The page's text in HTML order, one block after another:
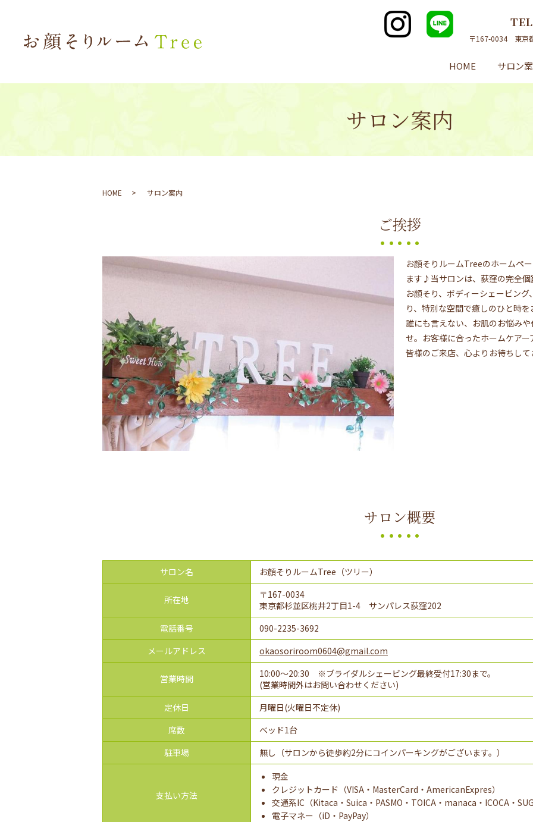
HOME サロン
〒167-0034 東京
サロン案内
HOME サロン案内
ご挨拶
お顔そりルームTreeのホームペ
ます♪当サロンは、荻窪の完全
お顔そり、ボディーシェービン
り、特別な空間で癒しのひと時
誰にも言えない、お肌のお悩み
せ。お客様に合ったホームケア
皆様のご来店、心よりお待ちし
サロン概要
サロン名 お顔そりルームTree（ツリー）
所在地
〒167-0034
東京都杉並区桃井2丁目1-4 サンパレス荻窪202
電話番号
090-2235-3692
メールアドレス
okaosoriroom0604@gmail.com
営業時間
10:00～20:30 ※ブライダルシェービング最終受付17:30まで。
(営業時間外はお問い合わせください)
定休日
月曜日(火曜日不定休)
席数
ベッド1台
駐車場
無し（サロンから徒歩約2分にコインパーキングがございます。）
支払い方法
現金
クレジットカード（VISA・MasterCard・AmericanExpres）
交通系IC（Kitaca・Suica・PASMO・TOICA・manaca・ICOCA・
電子マネー（iD・PayPay）